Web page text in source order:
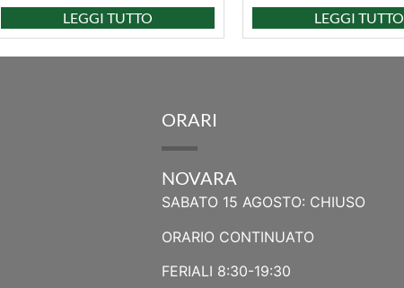
LEGGI TUTTO LEGGI TUTTO
ORARI
NOVARA
SABATO 15 AGOSTO: CHIUSO
ORARIO CONTINUATO
FERIALI 8:30-19:30